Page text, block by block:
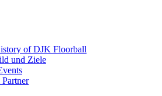
of DJK Floorball
und Ziele